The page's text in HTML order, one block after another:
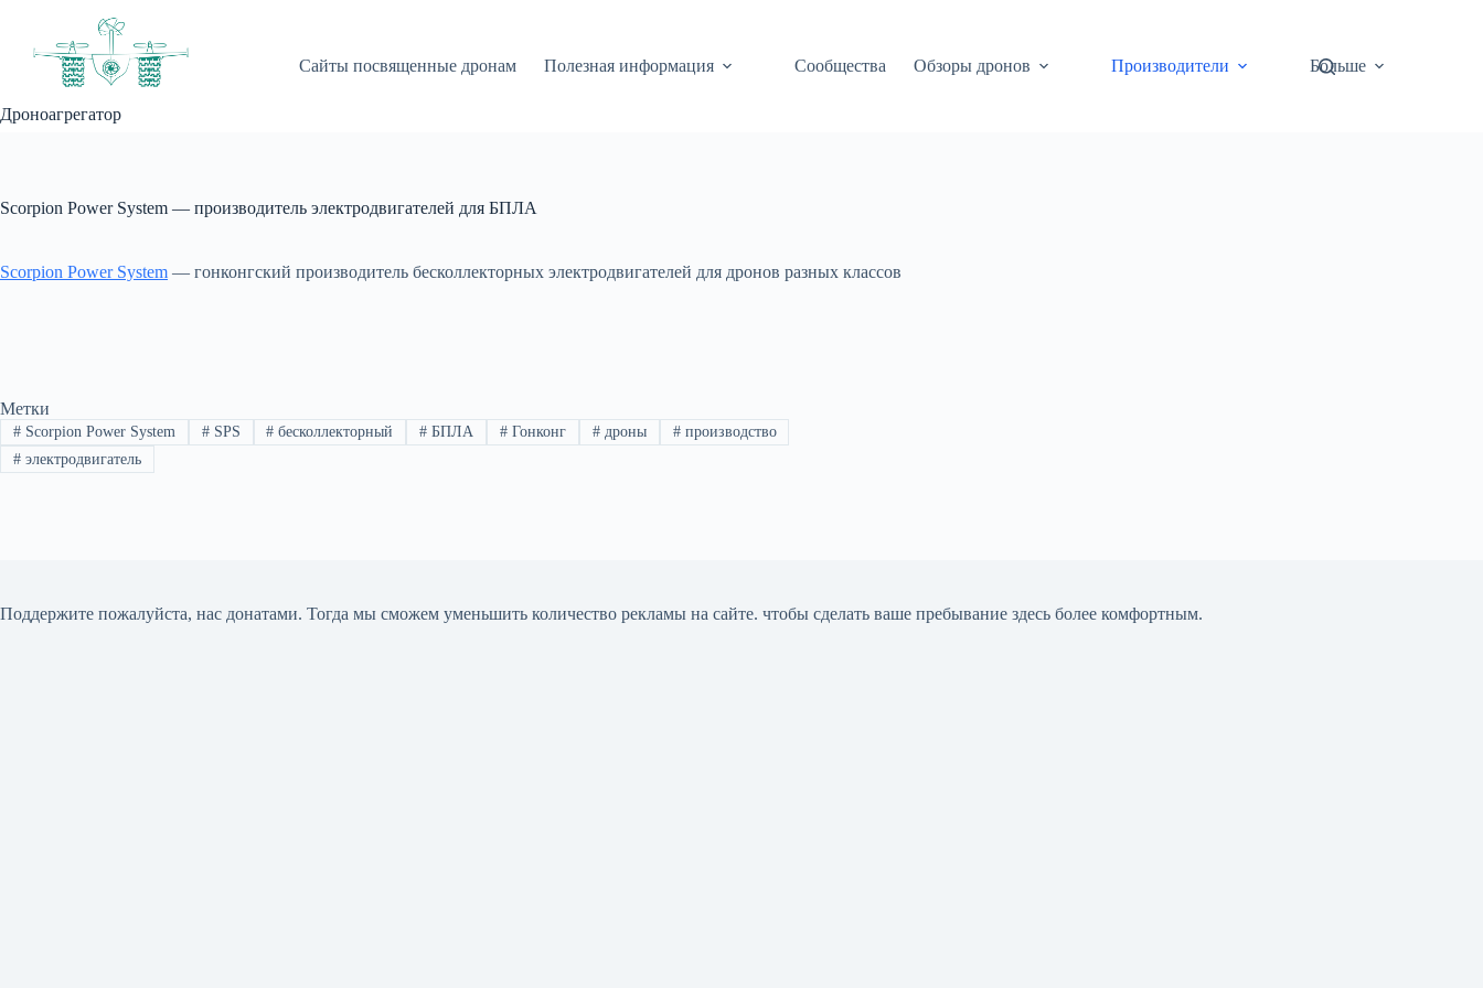
Дроноагрегатор
Сайты посвященные дронам Полезная информация Сообщества Обзоры дронов Производители Больше
Scorpion Power System — производитель электродвигателей для БПЛА
Scorpion Power System — гонконгский производитель бесколлекторных электродвигателей для дронов разных классов
Метки
#Scorpion Power System #SPS # бесколлекторный # БПЛА # Гонконг #дроны #производство
#электродвигатель
Поддержите пожалуйста, нас донатами. Тогда мы сможем уменьшить количество рекламы на сайте. чтобы сделать ваше пребывание здесь более комфортным.